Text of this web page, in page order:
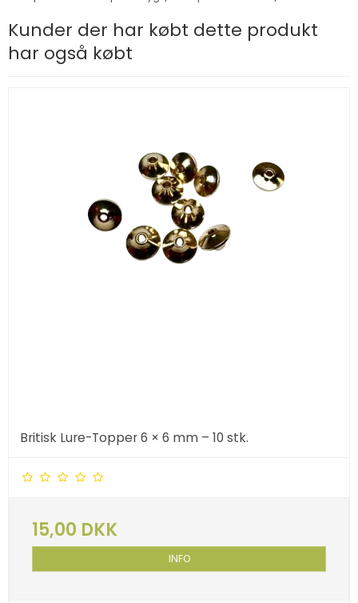
Kunder der har købt dette produkt
har også købt
Britisk Lure-Topper 6 × 6 mm – 10 stk.
15,00 DKK
INFO